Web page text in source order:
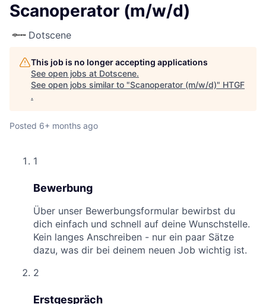
Scanoperator (m/w/d)
Dotscene
This job is no longer accepting applications
See open jobs at Dotscene.
See open jobs similar to "Scanoperator (m/w/d)" HTGF
.
Posted 6+ months ago
1
Bewerbung
Über unser Bewerbungsformular bewirbst du
dich einfach und schnell auf deine Wunschstelle.
Kein langes Anschreiben - nur ein paar Sätze
dazu, was dir bei deinem neuen Job wichtig ist.
2
Erstgespräch